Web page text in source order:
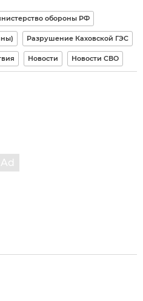
обороны РФ
Разрушение Каховской ГЭС
Новости Новости СВО